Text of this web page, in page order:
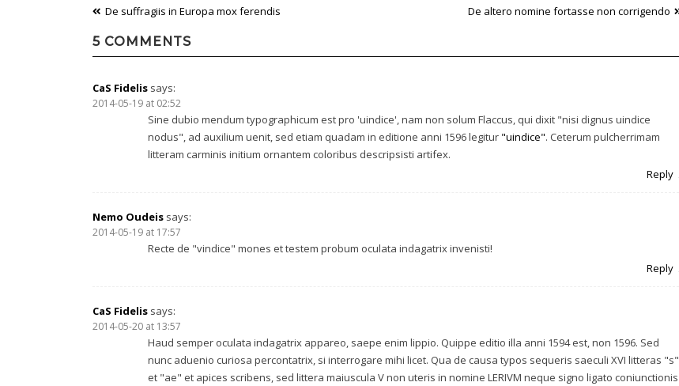
Post
navigation
De suffragiis in Europa mox ferendis De altero nomine fortasse non corrigendo
5 COMMENTS
CaS Fidelis says:
2014-05-19 at 02:52
Sine dubio mendum typographicum est pro 'uindice', nam non solum Flaccus, qui dixit "nisi dignus uindice
nodus", ad auxilium uenit, sed etiam quadam in editione anni 1596 legitur "uindice". Ceterum pulcherrimam
litteram carminis initium ornantem coloribus descripsisti artifex.
Reply
Nemo Oudeis says:
2014-05-19 at 17:57
Recte de "vindice" mones et testem probum oculata indagatrix invenisti!
Reply
CaS Fidelis says:
2014-05-20 at 13:57
Haud semper oculata indagatrix appareo, saepe enim lippio. Quippe editio illa anni 1594 est, non 1596. Sed
nunc aduenio curiosa percontatrix, si interrogare mihi licet. Qua de causa typos sequeris saeculi XVI litteras "s"
et "ae" et apices scribens, sed littera maiuscula V non uteris in nomine LERIVM neque signo ligato coniunctionis